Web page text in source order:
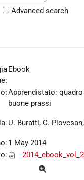
Advanced search
Ebook
Apprendistato:
buone prassi
U. Buratti, C.
1 May 2014